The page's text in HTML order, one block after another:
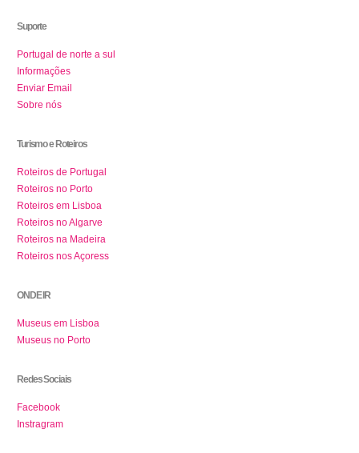
Suporte
Portugal de norte a sul
Informações
Enviar Email
Sobre nós
Turismo e Roteiros
Roteiros de Portugal
Roteiros no Porto
Roteiros em Lisboa
Roteiros no Algarve
Roteiros na Madeira
Roteiros nos Açoress
ONDE IR
Museus em Lisboa
Museus no Porto
Redes Sociais
Facebook
Instragram